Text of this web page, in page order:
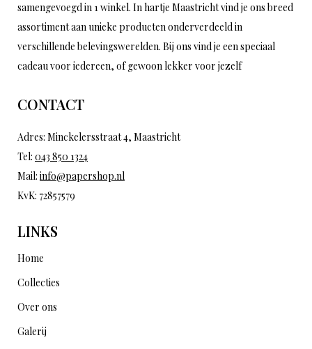
samengevoegd in 1 winkel. In hartje Maastricht vind je ons breed
assortiment aan unieke producten onderverdeeld in
verschillende belevingswerelden. Bij ons vind je een speciaal
cadeau voor iedereen, of gewoon lekker voor jezelf
CONTACT
Adres: Minckelersstraat 4, Maastricht
Tel: 043 850 1324
Mail: info@papershop.nl
KvK: 72857579
LINKS
Home
Collecties
Over ons
Galerij